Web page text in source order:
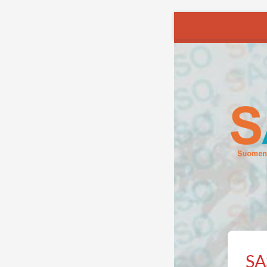
sivun
sisältöön